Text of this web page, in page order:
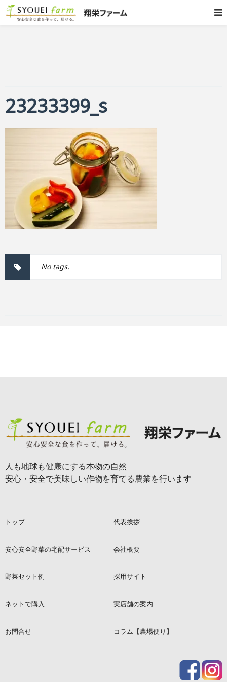
23233399_s
No tags.
人も地球も健康にする本物の自然
安心・安全で美味しい作物を育てる農業を行います
トップ 代表挨拶
安心安全野菜の宅配サービス 会社概要
野菜セット例 採用サイト
ネットで購入 実店舗の案内
お問合せ コラム【農場便り】